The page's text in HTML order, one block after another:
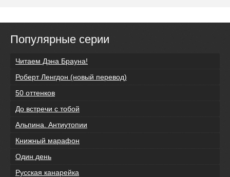
Популярные серии
Читаем Дэна Брауна!
Роберт Ленгдон (новый перевод)
50 оттенков
До встречи с тобой
Альпина. Антиутопии
Книжный марафон
Один день
Русская канарейка